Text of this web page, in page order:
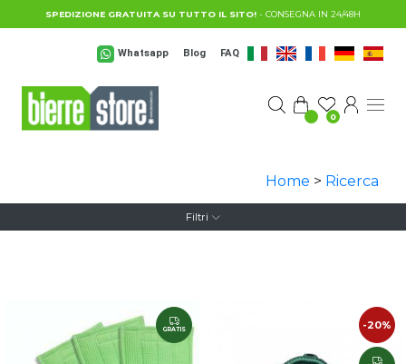
Salta al contenuto principale
SPEDIZIONE GRATUITA SU TUTTO IL SITO! - CONSEGNA IN 24/48H
Whatsapp Blog FAQ
0
Home > Ricerca
Filtri
GRATIS -20%